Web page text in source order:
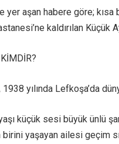
yer aşan habere göre;
kaldırılan
yılında Lefkoşa’da
küçük sesi büyük ünlü
yaşayan ailesi geçim